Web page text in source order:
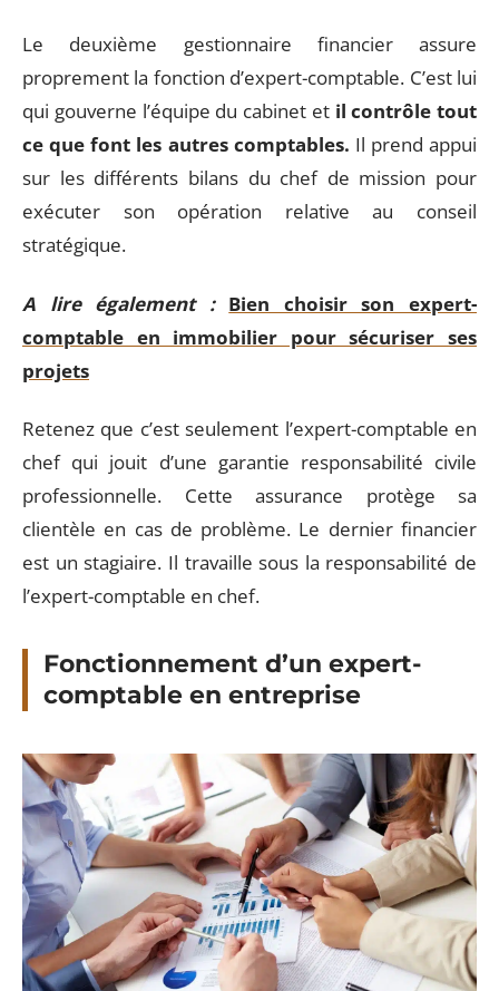
Le deuxième gestionnaire financier assure
proprement la fonction d’expert-comptable. C’est lui
qui gouverne l’équipe du cabinet et il contrôle tout
ce que font les autres comptables. Il prend appui
sur les différents bilans du chef de mission pour
exécuter son opération relative au conseil
stratégique.
A lire également : Bien choisir son expert-
comptable en immobilier pour sécuriser ses
projets
Retenez que c’est seulement l’expert-comptable en
chef qui jouit d’une garantie responsabilité civile
professionnelle. Cette assurance protège sa
clientèle en cas de problème. Le dernier financier
est un stagiaire. Il travaille sous la responsabilité de
l’expert-comptable en chef.
Fonctionnement d’un expert-
comptable en entreprise